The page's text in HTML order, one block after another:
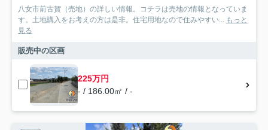
八女市前古賀（売地）の詳しい情報。コチラは売地の情報となっていま
す。土地購入をお考えの方は是非。住宅用地なので住みやすい...
もっと
見る
販売中の区画
225万円
- / 186.00㎡ / -